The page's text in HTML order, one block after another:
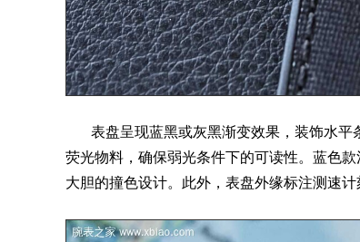
表盘呈现蓝黑或灰黑渐变效果，装饰水平
荧光物料，确保弱光条件下的可读性。蓝色
大胆的撞色设计。此外，表盘外缘标注测速